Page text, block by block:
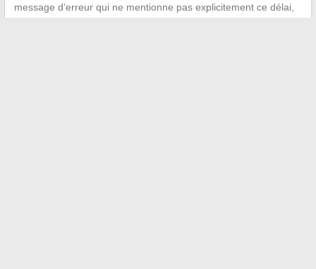
message d’erreur qui ne mentionne pas explicitement ce délai,